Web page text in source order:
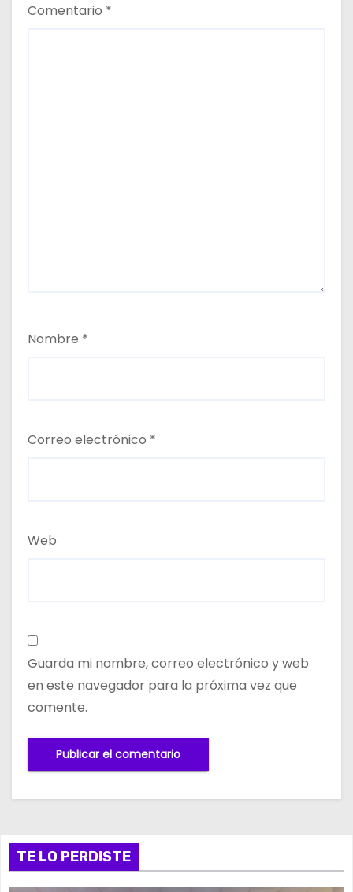
d
Comentario *
Nombre *
Correo electrónico *
Web
Guarda mi nombre, correo electrónico y web
en este navegador para la próxima vez que
comente.
TE LO PERDISTE